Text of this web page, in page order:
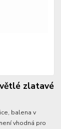
zlatavé
balena v
vhodná pro